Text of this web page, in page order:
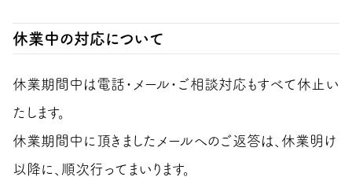
休業中の対応について
休業期間中は電話・メール・ご相談対応もすべて休止い
たします。
休業期間中に頂きましたメールへのご返答は、休業明け
以降に、順次行ってまいります。